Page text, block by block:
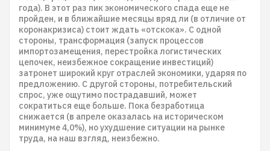
года). В этот раз пик экономического спада еще не
пройден, и в ближайшие месяцы вряд ли (в отличие от
коронакризиса) стоит ждать «отскока». С одной
стороны, трансформация (запуск процессов
импортозамещения, перестройка логистических
цепочек, неизбежное сокращение инвестиций)
затронет широкий круг отраслей экономики, ударяя по
предложению. С другой стороны, потребительский
спрос, уже ощутимо пострадавший, может
сократиться еще больше. Пока безработица
снижается (в апреле оказалась на историческом
минимуме 4,0%), но ухудшение ситуации на рынке
труда, на наш взгляд, неизбежно.